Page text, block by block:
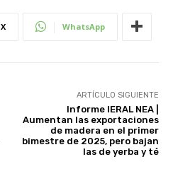
X WhatsApp
ARTÍCULO SIGUIENTE
Informe IERAL NEA |
Aumentan las exportaciones
de madera en el primer
bimestre de 2025, pero bajan
las de yerba y té